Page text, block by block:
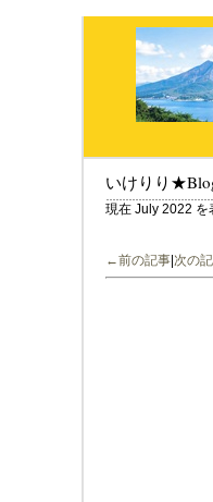
いけりり
現在 July 2022 を
←前の記事 次の